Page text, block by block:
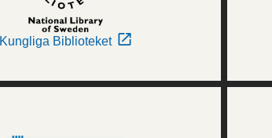
Kungliga Biblioteket